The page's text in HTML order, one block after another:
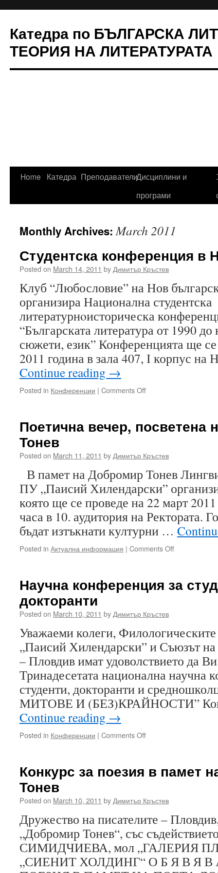
Катедра по БЪЛГАРСКА
ТЕОРИЯ НА ЛИТЕРАТУРАТА
Skip
Home Катедра ПреподавателиДисциплини и
програми
Monthly Archives:March 2011
Студентска конференция в
Posted on March 14, 2011 by Димитър Кръстев
Клуб “Любословие” на Нов
организира Национална студентска
литературнoисторическа
“Българската литература от 1990
сюжети, език” Конференцията ще
2011 година в зала 407, І корпус
Continue reading →
Posted in Конференции | Comments Offon
НБУ
Поетична вечер, посветена
Тонев
Posted on March 11, 2011 by Димитър Кръстев
В памет на Добромир Тонев
ПУ „Паисий Хилендарски”
която ще се проведе на 22 март
часа в 10. аудитория на Ректората.
бъдат изтъкнати културни …
Posted in Актуална информация | Comments Offon
на
Научна конференция за
докторанти
Posted on March 10, 2011 by Димитър Кръстев
Уважаеми колеги,
„Паисий Хилендарски” и Съюзът на
– Пловдив имат удоволствието да
Тринадесетата национална научна
студенти, докторанти и
МИТОВЕ И (БЕЗ)КРАЙНОСТИ”
Continue reading →
Posted in Конференции | Comments Offon
студенти
Конкурс за поезия в памет
Тонев
Posted on March 10, 2011 by Димитър Кръстев
Дружество на писателите –
„Добромир Тонев“, със
СИМИДЧИЕВА, мол „ГАЛЕРИЯ
„СИЕНИТ ХОЛДИНГ“ О Б Я В Я В